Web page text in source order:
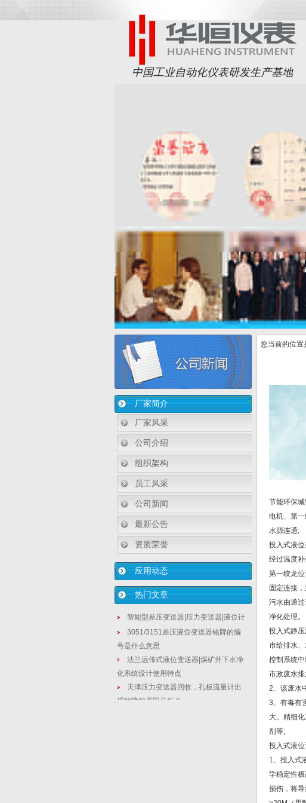
中国工业自动化仪表研发生产基地
厂家简介
厂家风采
公司介绍
组织架构
员工风采
公司新闻
最新公告
资质荣誉
应用动态
热门文章
智能型差压变送器|压力变送器|液位计
3051/3151差压液位变送器铭牌的编
号是什么意思
法兰远传式液位变送器|煤矿井下水净
化系统设计使用特点
天津压力变送器回收，孔板流量计出
现故障的原因分析？
您当前的位置
节能环保
电机、第
水源连通;
投入式液
经过温度
第一绞龙
固定连接
污水由通
净化处理。
投入式静
市给排水
控制系统中
市政废水
2、该废水
3、有毒有
大。精细
剂等;
投入式液
1、投入式
学稳定性
损伤，将